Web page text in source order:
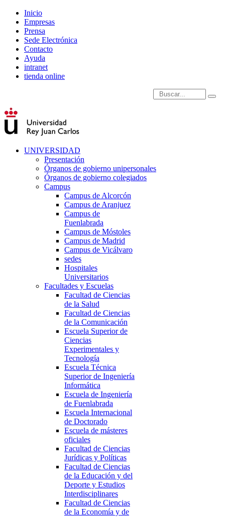
Inicio
Empresas
Prensa
Sede Electrónica
Contacto
Ayuda
intranet
tienda online
Introduce términos de
UNIVERSIDAD
Presentación
Órganos de gobierno unipersonales
Órganos de gobierno colegiados
Campus
Campus de Alcorcón
Campus de Aranjuez
Campus de
Fuenlabrada
Campus de Móstoles
Campus de Madrid
Campus de Vicálvaro
sedes
Hospitales
Universitarios
Facultades y Escuelas
Facultad de Ciencias
de la Salud
Facultad de Ciencias
de la Comunicación
Escuela Superior de
Ciencias
Experimentales y
Tecnología
Escuela Técnica
Superior de Ingeniería
Informática
Escuela de Ingeniería
de Fuenlabrada
Escuela Internacional
de Doctorado
Escuela de másteres
oficiales
Facultad de Ciencias
Jurídicas y Políticas
Facultad de Ciencias
de la Educación y del
Deporte y Estudios
Interdisciplinares
Facultad de Ciencias
de la Economía y de